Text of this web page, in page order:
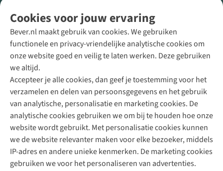
Cookies voor jouw ervaring
Bever.nl maakt gebruik van cookies. We gebruiken
functionele en privacy-vriendelijke analytische cookies om
onze website goed en veilig te laten werken. Deze gebruiken
we altijd.
Accepteer je alle cookies, dan geef je toestemming voor het
verzamelen en delen van persoonsgegevens en het gebruik
van analytische, personalisatie en marketing cookies. De
analytische cookies gebruiken we om bij te houden hoe onze
website wordt gebruikt. Met personalisatie cookies kunnen
we de website relevanter maken voor elke bezoeker, middels
IP-adres en andere unieke kenmerken. De marketing cookies
gebruiken we voor het personaliseren van advertenties.
Direct advies van een Buitenexpert
+31 (0)85 888 50 88
+31 6 12 28 49 80
Contactformulier